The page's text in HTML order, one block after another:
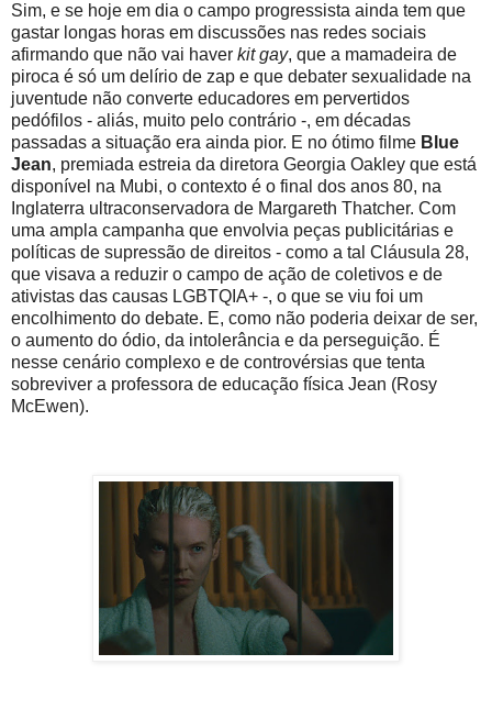
Sim, e se hoje em dia o campo progressista ainda tem que
gastar longas horas em discussões nas redes sociais
afirmando que não vai haver kit gay, que a mamadeira de
piroca é só um delírio de zap e que debater sexualidade na
juventude não converte educadores em pervertidos
pedófilos - aliás, muito pelo contrário -, em décadas
passadas a situação era ainda pior. E no ótimo filme Blue
Jean, premiada estreia da diretora Georgia Oakley que está
disponível na Mubi, o contexto é o final dos anos 80, na
Inglaterra ultraconservadora de Margareth Thatcher. Com
uma ampla campanha que envolvia peças publicitárias e
políticas de supressão de direitos - como a tal Cláusula 28,
que visava a reduzir o campo de ação de coletivos e de
ativistas das causas LGBTQIA+ -, o que se viu foi um
encolhimento do debate. E, como não poderia deixar de ser,
o aumento do ódio, da intolerância e da perseguição. É
nesse cenário complexo e de controvérsias que tenta
sobreviver a professora de educação física Jean (Rosy
McEwen).